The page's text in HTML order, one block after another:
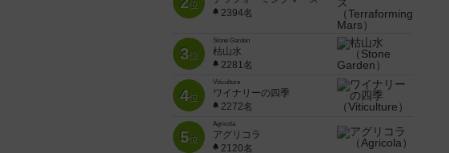
位
2394名
3位
Stone Garden
枯山水
2281名
4位
Viticulture
ワイナリーの四季
2272名
5位
Agricola
アグリコラ
2120名